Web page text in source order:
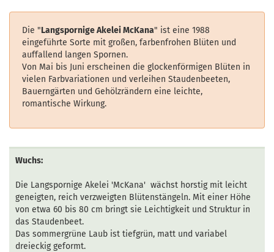
Die "Langspornige Akelei McKana" ist eine 1988
eingeführte Sorte mit großen, farbenfrohen Blüten und
auffallend langen Spornen.
Von Mai bis Juni erscheinen die glockenförmigen Blüten in
vielen Farbvariationen und verleihen Staudenbeeten,
Bauerngärten und Gehölzrändern eine leichte,
romantische Wirkung.
Wuchs:
Die Langspornige Akelei 'McKana' wächst horstig mit leicht
geneigten, reich verzweigten Blütenstängeln. Mit einer Höhe
von etwa 60 bis 80 cm bringt sie Leichtigkeit und Struktur in
das Staudenbeet.
Das sommergrüne Laub ist tiefgrün, matt und variabel
dreieckig geformt.